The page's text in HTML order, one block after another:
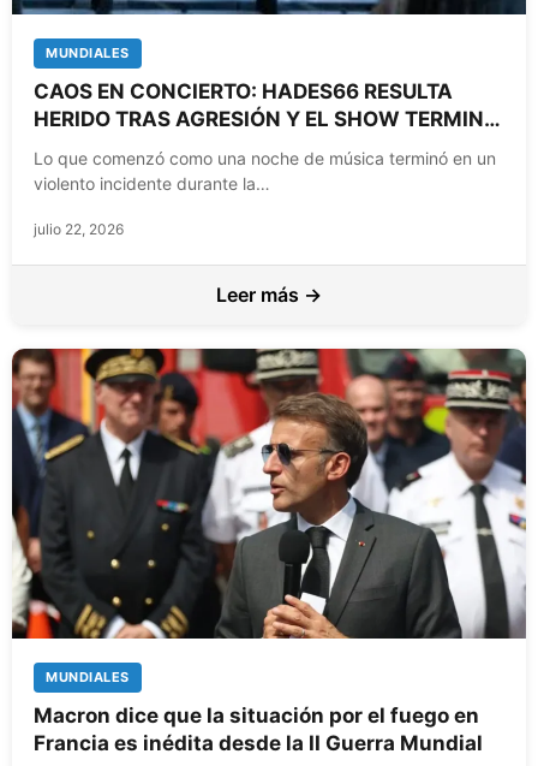
MUNDIALES
CAOS EN CONCIERTO: HADES66 RESULTA
HERIDO TRAS AGRESIÓN Y EL SHOW TERMINA
Lo que comenzó como una noche de música terminó en un
violento incidente durante la…
julio 22, 2026
Leer más →
MUNDIALES
Macron dice que la situación por el fuego en
Francia es inédita desde la II Guerra Mundial